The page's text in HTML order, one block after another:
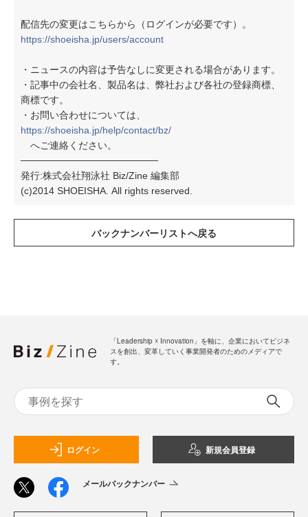
配信先の変更はこちらから（ログインが必要です）。
https://shoeisha.jp/users/account
・ニュースの内容は予告なしに変更される場合があります。
・記事中の会社名、製品名は、弊社および各社の登録商標、
商標です。
・お問い合わせについては、
https://shoeisha.jp/help/contact/bz/
へご連絡ください。
────────────────────
発行:株式会社翔泳社 Biz/Zine 編集部
(c)2014 SHOEISHA. All rights reserved.
「Leadership ☓ Innovation」を軸に、企業においてビジネ
スを創出、変革していく事業開発者のためのメディアで
す。
ログイン 新規会員登録
メールバックナンバー